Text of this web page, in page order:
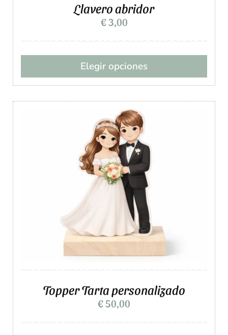
Llavero abridor
€3,00
Elegir opciones
Topper Tarta personalizado
€50,00